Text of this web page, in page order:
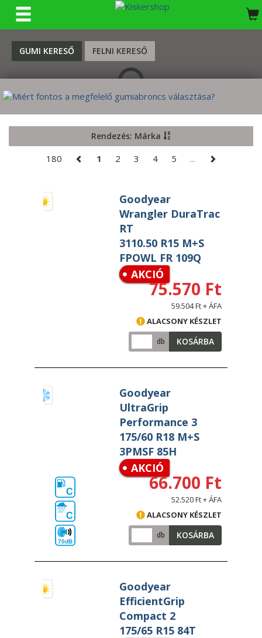
GUMI KERESŐ FELNI KERESŐ
Rendezés: Márka
180 1 2 3 4 5 ...
Goodyear
Wrangler DuraTrac
RT
3110.50 R15 M+S
FPOWL FR 109Q
AKCIÓ
75.570 Ft
59.504 Ft + ÁFA
ALACSONY KÉSZLET
db KOSÁRBA
Goodyear
UltraGrip
Performance 3
175/60 R18 M+S
3PMSF 85H
AKCIÓ
C
C
70dB
66.700 Ft
52.520 Ft + ÁFA
ALACSONY KÉSZLET
db KOSÁRBA
Goodyear
EfficientGrip
Compact 2
175/65 R15 84T